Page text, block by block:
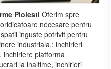
Ploiesti Oferim spre
necesare pentru
inguste potrivit pentru
industriala.: inchirieri
inchiriere platforma
la inaltime, inchirieri